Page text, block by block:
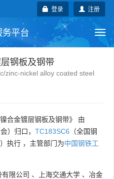
注册
登录
平台
标准
钢板及钢带
zinc-nickel alloy coated steel
合金镀层钢板及钢带》 由
）归口， TC183SC6 （全国钢
执行 ，主管部门为中国钢铁工
限公司 、 上海交通大学 、 冶金